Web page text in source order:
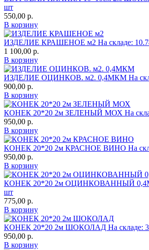
шт
550,00 р.
В корзину
ИЗДЕЛИЕ КРАШЕНОЕ м2 На складе:
1 100,00 р.
В корзину
ИЗДЕЛИЕ ОЦИНКОВ. м2. 0,4МКМ На
900,00 р.
В корзину
КОНЕК 20*20 2м ЗЕЛЕНЫЙ МОХ На
950,00 р.
В корзину
КОНЕК 20*20 2м КРАСНОЕ ВИНО На
950,00 р.
В корзину
КОНЕК 20*20 2м ОЦИНКОВАННЫЙ
шт
775,00 р.
В корзину
КОНЕК 20*20 2м ШОКОЛАД На складе:
950,00 р.
В корзину